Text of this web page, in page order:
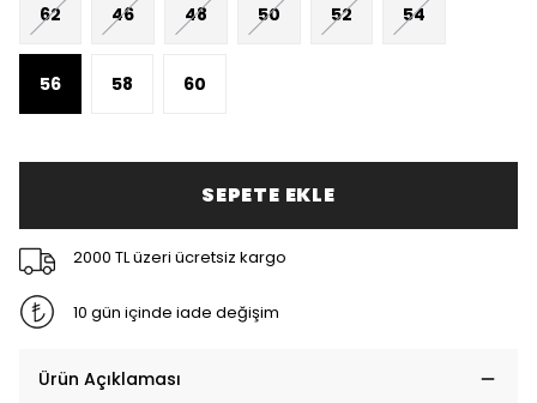
62 46 48 50 52 54
56 58 60
SEPETE EKLE
2000 TL üzeri ücretsiz kargo
10 gün içinde iade değişim
Ürün Açıklaması